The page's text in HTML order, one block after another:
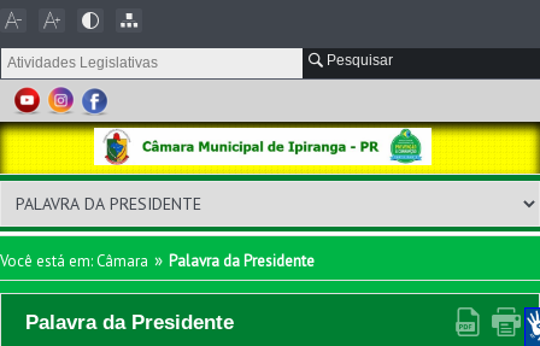
Pesquisar
Você está em: Câmara » Palavra da Presidente
Palavra da Presidente